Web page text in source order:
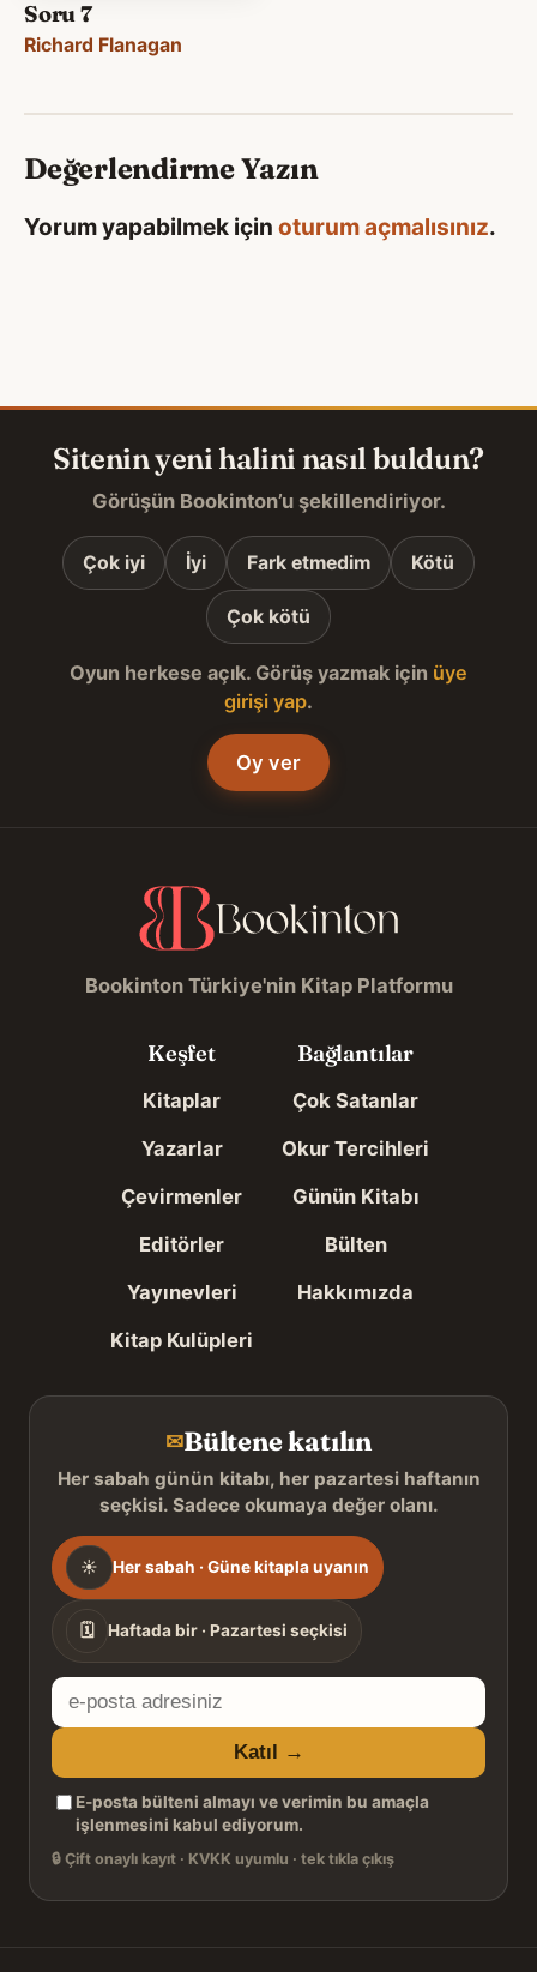
Soru 7
Richard Flanagan
Değerlendirme Yazın
Yorum yapabilmek için oturum açmalısınız.
Sitenin yeni halini nasıl buldun?
Görüşün Bookinton’u şekillendiriyor.
Çok iyi İyi Fark etmedim Kötü
Çok kötü
Oyun herkese açık. Görüş yazmak için üye
girişi yap.
Oy ver
Bookinton Türkiye'nin Kitap Platformu
Keşfet
Kitaplar
Yazarlar
Çevirmenler
Editörler
Yayınevleri
Kitap Kulüpleri
Bağlantılar
Çok Satanlar
Okur Tercihleri
Günün Kitabı
Bülten
Hakkımızda
✉Bültene katılın
Her sabah günün kitabı, her pazartesi haftanın
seçkisi. Sadece okumaya değer olanı.
Gönderim
sıklığı
☀ Her sabah · Güne kitapla uyanın
🗓 Haftada bir · Pazartesi seçkisi
E-
posta
adresiniz
Katıl →
E-posta bülteni almayı ve verimin bu amaçla
işlenmesini kabul ediyorum.
🔒 Çift onaylı kayıt · KVKK uyumlu · tek tıkla çıkış